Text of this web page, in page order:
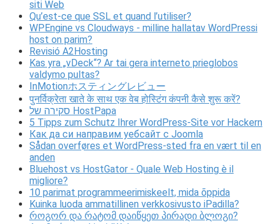
siti Web
Qu’est-ce que SSL et quand l’utiliser?
WPEngine vs Cloudways - milline hallatav WordPressi
host on parim?
Revisió A2Hosting
Kas yra „vDeck“? Ar tai gera interneto prieglobos
valdymo pultas?
InMotionホスティングレビュー
पुनर्विक्रेता खाते के साथ एक वेब होस्टिंग कंपनी कैसे शुरू करें?
סקירה של HostPapa
5 Tipps zum Schutz Ihrer WordPress-Site vor Hackern
Как да си направим уебсайт с Joomla
Sådan overføres et WordPress-sted fra en vært til en
anden
Bluehost vs HostGator - Quale Web Hosting è il
migliore?
10 parimat programmeerimiskeelt, mida õppida
Kuinka luoda ammatillinen verkkosivusto iPadilla?
როგორ და რატომ დაიწყეთ პირადი ბლოგი?